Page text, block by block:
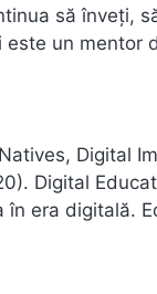
să înveți,
este un
Digital
Digital
în era digitală.